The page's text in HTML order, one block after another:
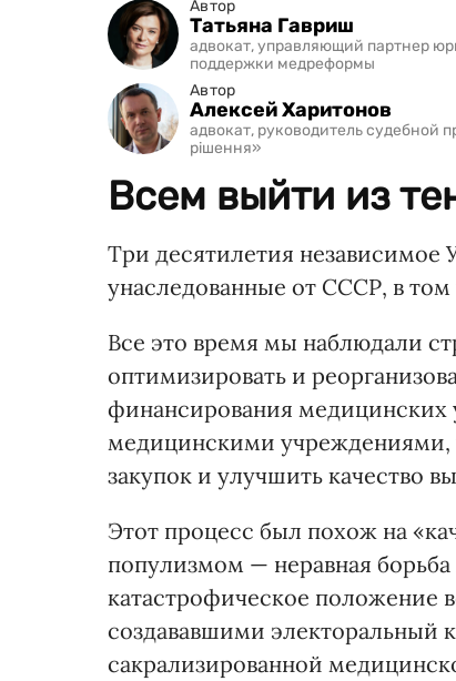
Автор
Татьяна Гавриш
адвокат, управляющий партнер
поддержки медреформы
Автор
Алексей Харитонов
адвокат, руководитель судебной
рішення»
Всем выйти из
Три десятилетия независимое
унаследованные от СССР, в
Все это время мы наблюдали
оптимизировать и
финансирования медицинских
медицинскими учреждениями,
закупок и улучшить качество
Этот процесс был похож на
популизмом — неравная
катастрофическое положение
создававшими электоральный
сакрализированной